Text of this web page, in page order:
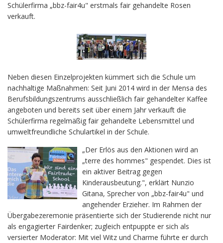
Schülerfirma „bbz-fair4u" erstmals fair gehandelte Rosen
verkauft.
Neben diesen Einzelprojekten kümmert sich die Schule um
nachhaltige Maßnahmen: Seit Juni 2014 wird in der Mensa des
Berufsbildungszentrums ausschließlich fair gehandelter Kaffee
angeboten und bereits seit über einem Jahr verkauft die
Schülerfirma regelmäßig fair gehandelte Lebensmittel und
umweltfreundliche Schulartikel in der Schule.
„Der Erlös aus den Aktionen wird an
„terre des hommes" gespendet. Dies ist
ein aktiver Beitrag gegen
Kinderausbeutung.", erklärt Nunzio
Gitana, Sprecher von „bbz-fair4u" und
angehender Erzieher. Im Rahmen der
Übergabezeremonie präsentierte sich der Studierende nicht nur
als engagierter Fairdenker; zugleich entpuppte er sich als
versierter Moderator: Mit viel Witz und Charme führte er durch